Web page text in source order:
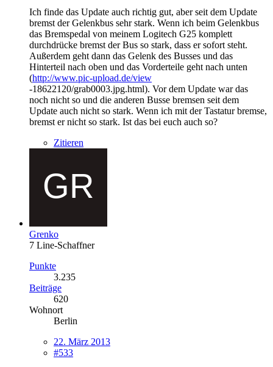
Ich finde das Update auch richtig gut, aber seit dem Update
bremst der Gelenkbus sehr stark. Wenn ich beim Gelenkbus
das Bremspedal von meinem Logitech G25 komplett
durchdrücke bremst der Bus so stark, dass er sofort steht.
Außerdem geht dann das Gelenk des Busses und das
Hinterteil nach oben und das Vorderteile geht nach unten
(http://www.pic-upload.de/view
-18622120/grab0003.jpg.html). Vor dem Update war das
noch nicht so und die anderen Busse bremsen seit dem
Update auch nicht so stark. Wenn ich mit der Tastatur bremse,
bremst er nicht so stark. Ist das bei euch auch so?
Zitieren
Grenko
7 Line-Schaffner
Punkte
3.235
Beiträge
620
Wohnort
Berlin
22. März 2013
#533